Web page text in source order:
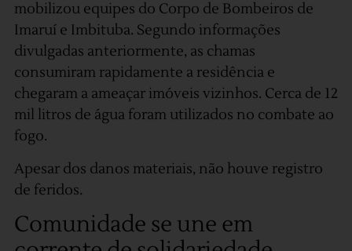
mobilizou equipes do Corpo de Bombeiros de
Imaruí e Imbituba. Segundo informações
divulgadas anteriormente, as chamas
consumiram rapidamente a residência e
chegaram a ameaçar imóveis vizinhos. Cerca de 12
mil litros de água foram utilizados no combate ao
fogo.
Apesar dos danos materiais, não houve registro
de feridos.
Comunidade se une em